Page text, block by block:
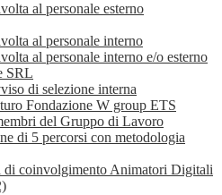
al personale esterno
al personale interno
al personale interno e/o esterno
SRL
di selezione interna
Fondazione W group ETS
del Gruppo di Lavoro
di 5 percorsi con metodologia
coinvolgimento Animatori Digitali